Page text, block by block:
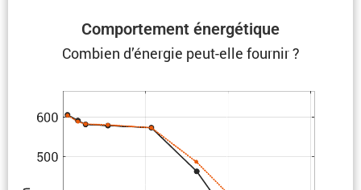
Compor­te­ment énergétique
Combien d’énergie peut-elle fournir ?